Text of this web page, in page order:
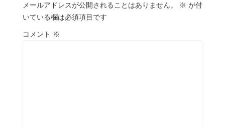
メールアドレスが公開されることはありません。 ※ が付
いている欄は必須項目です
コメント ※